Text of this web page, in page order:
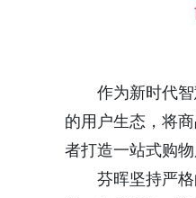
作为新时代
的用户生态，将
者打造一站式购
芬晖坚持严